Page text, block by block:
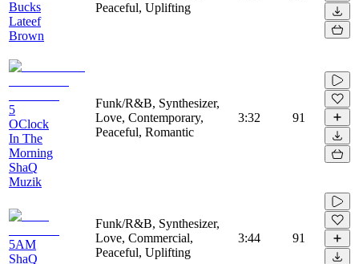
Bucks
Lateef
Brown
Peaceful, Uplifting
5
OClock
In The
Morning
ShaQ
Muzik
Funk/R&B, Synthesizer,
Love, Contemporary,
Peaceful, Romantic
3:32 91
5AM
ShaQ
Funk/R&B, Synthesizer,
Love, Commercial,
Peaceful, Uplifting
3:44 91